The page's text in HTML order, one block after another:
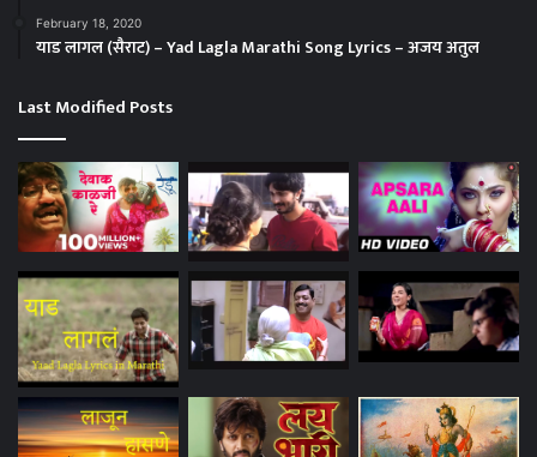
February 18, 2020
याड लागल (सैराट) – Yad Lagla Marathi Song Lyrics – अजय अतुल
Last Modified Posts